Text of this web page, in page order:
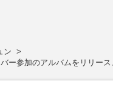
ン
ー参加のアルバムをリリー